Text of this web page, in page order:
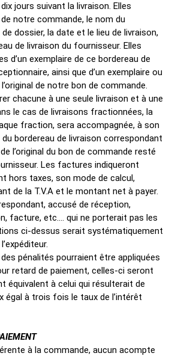
jours suivant la livraison. Elles
notre commande, le nom du
dossier, la date et le lieu de livraison,
de livraison du fournisseur. Elles
d’un exemplaire de ce bordereau de
ainsi que d’un exemplaire ou
de notre bon de commande.
chacune à une seule livraison et à une
le cas de livraisons fractionnées, la
fraction, sera accompagnée, à son
du bordereau de livraison correspondant
l’original du bon de commande resté
Les factures indiqueront
hors taxes, son mode de calcul,
de la T.V.A et le montant net à payer.
accusé de réception,
facture, etc.… qui ne porterait pas les
ci-dessus serait systématiquement
pénalités pourraient être appliquées
retard de paiement, celles-ci seront
équivalent à celui qui résulterait de
égal à trois fois le taux de l’intérêt
à la commande, aucun acompte